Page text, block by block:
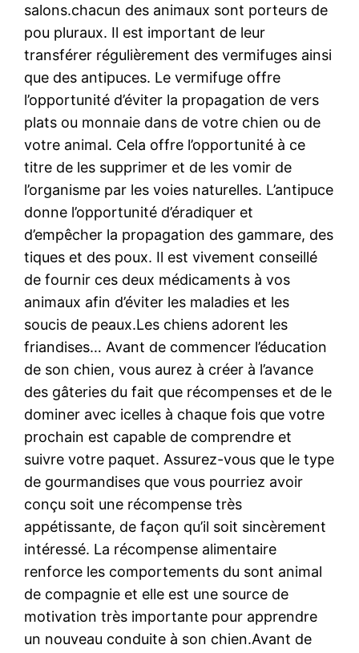
salons.chacun des animaux sont porteurs de
pou pluraux. Il est important de leur
transférer régulièrement des vermifuges ainsi
que des antipuces. Le vermifuge offre
l’opportunité d’éviter la propagation de vers
plats ou monnaie dans de votre chien ou de
votre animal. Cela offre l’opportunité à ce
titre de les supprimer et de les vomir de
l’organisme par les voies naturelles. L’antipuce
donne l’opportunité d’éradiquer et
d’empêcher la propagation des gammare, des
tiques et des poux. Il est vivement conseillé
de fournir ces deux médicaments à vos
animaux afin d’éviter les maladies et les
soucis de peaux.Les chiens adorent les
friandises… Avant de commencer l’éducation
de son chien, vous aurez à créer à l’avance
des gâteries du fait que récompenses et de le
dominer avec icelles à chaque fois que votre
prochain est capable de comprendre et
suivre votre paquet. Assurez-vous que le type
de gourmandises que vous pourriez avoir
conçu soit une récompense très
appétissante, de façon qu’il soit sincèrement
intéressé. La récompense alimentaire
renforce les comportements du sont animal
de compagnie et elle est une source de
motivation très importante pour apprendre
un nouveau conduite à son chien.Avant de